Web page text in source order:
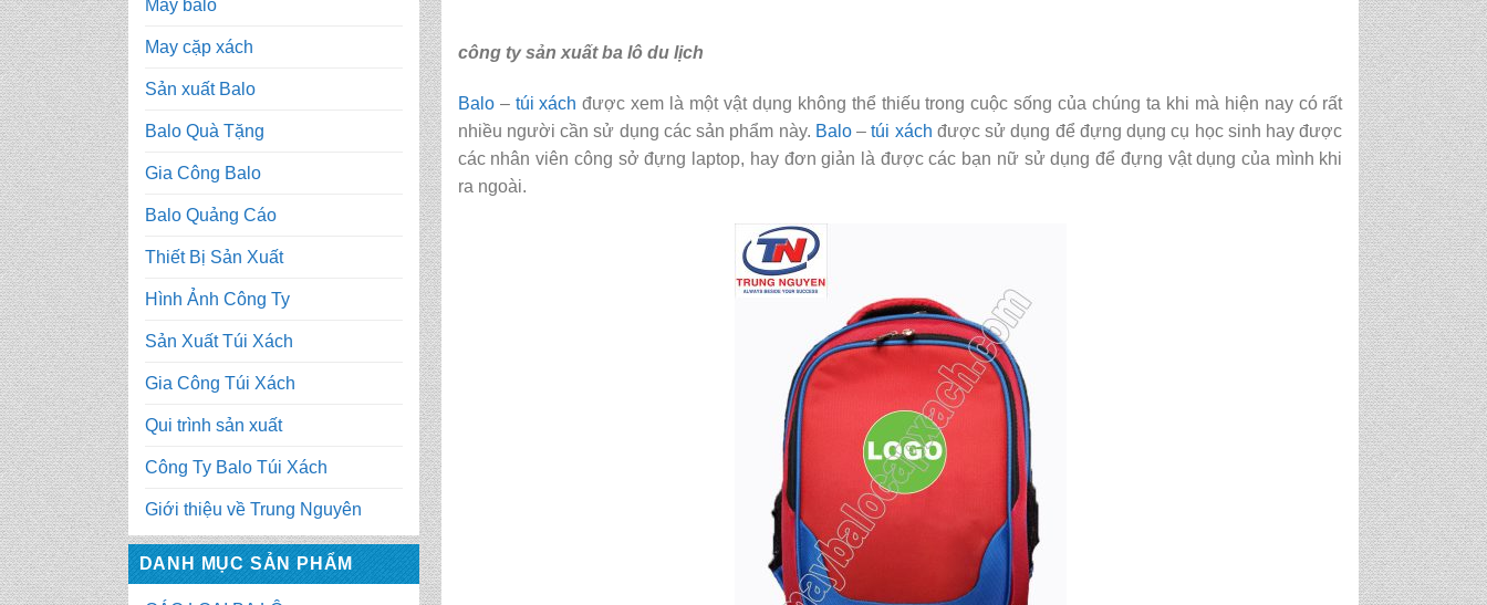
May balo
May cặp xách
Sản xuất Balo
Balo Quà Tặng
Gia Công Balo
Balo Quảng Cáo
Thiết Bị Sản Xuất
Hình Ảnh Công Ty
Sản Xuất Túi Xách
Gia Công Túi Xách
Qui trình sản xuất
Công Ty Balo Túi Xách
Giới thiệu về Trung Nguyên
DANH MỤC SẢN PHẨM
công ty sản xuất ba lô du lịch
Balo– túi xách được xem là một vật dụng không thể thiếu trong cuộc sống của chúng ta khi mà hiện nay có rất
nhiều người cần sử dụng các sản phẩm này. Balo–túi xách được sử dụng để đựng dụng cụ học sinh hay được
các nhân viên công sở đựng laptop, hay đơn giản là được các bạn nữ sử dụng để đựng vật dụng của mình khi
ra ngoài.